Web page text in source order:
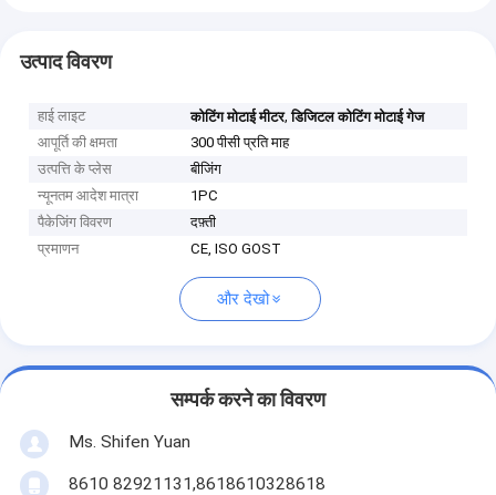
उत्पाद विवरण
हाई लाइट कोटिंग मोटाई मीटर,डिजिटल कोटिंग मोटाई गेज
आपूर्ति की क्षमता
300 पीसी प्रति माह
उत्पत्ति के प्लेस
बीजिंग
न्यूनतम आदेश मात्रा
1PC
पैकेजिंग विवरण
दफ़्ती
प्रमाणन
CE, ISO GOST
और देखो
सम्पर्क करने का विवरण
Ms. Shifen Yuan
8610 82921131,8618610328618